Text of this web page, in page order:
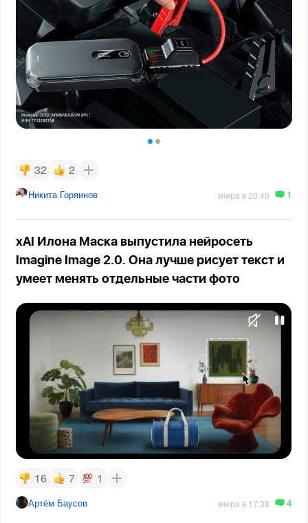
32 2
Никита Горяинов вчера в 20:45 1
xAI Илона Маска выпустила нейросеть
Imagine Image 2.0. Она лучше рисует текст и
умеет менять отдельные части фото
16 7 1
Артём Баусов вчера в 17:38 4